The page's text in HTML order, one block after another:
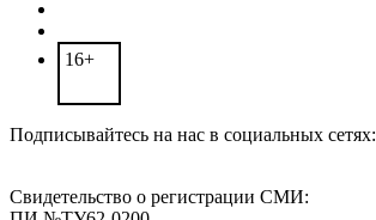
16+
Подписывайтесь на нас в социальных сетях:
Свидетельство о регистрации СМИ: